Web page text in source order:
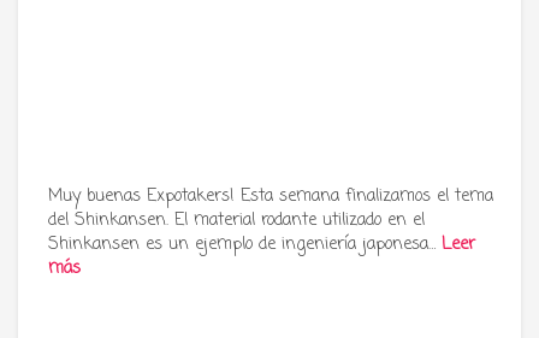
Muy buenas Expotakers! Esta semana finalizamos el tema
del Shinkansen. El material rodante utilizado en el
Shinkansen es un ejemplo de ingeniería japonesa… Leer
más